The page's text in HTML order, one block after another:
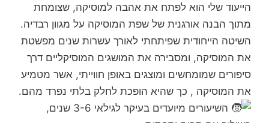
הייעוד שלי הוא לפתח את אהבה למוסיקה, שצומחת
מתוך הבנה אורגנית של שפת המוסיקה על מגוון רבדיה.
השיטה הייחודית שפיתחתי לאורך עשרות שנים מפשטת
את המוסיקה, ומסבירה את המושגים המוסיקליים דרך
סיפורים שמומחשים ומוצגים באופן חווייתי, אשר מטמיע
את המוסיקה , כך שהיא הופכת לחלק בלתי נפרד מהם.
השיעורים מיועדים בעיקר לגילאי 3-6 שנים,